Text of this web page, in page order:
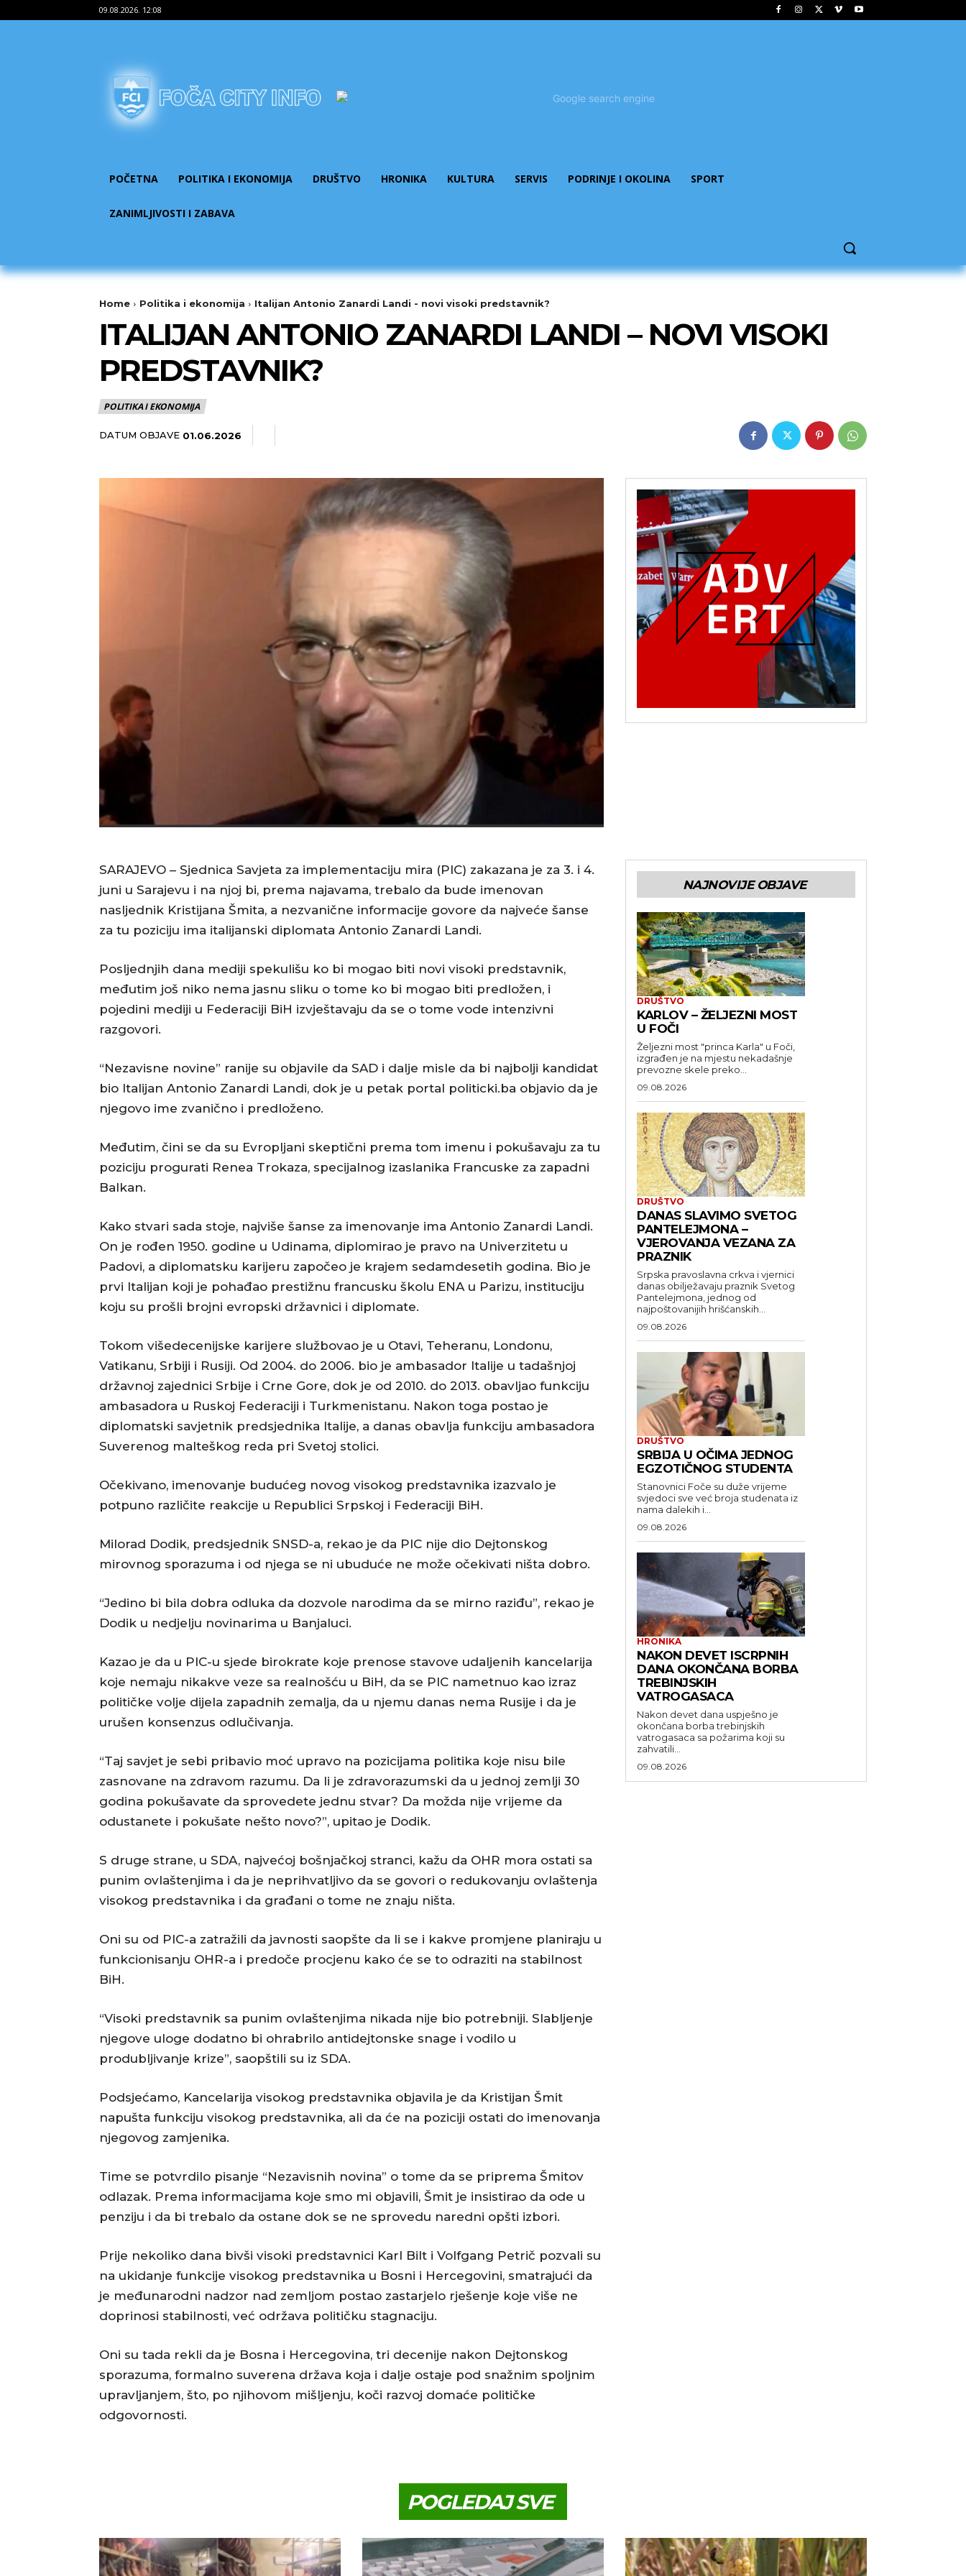
09.08.2026. 12:08
POČETNA POLITIKA I EKONOMIJA DRUŠTVO HRONIKA KULTURA SERVIS PODRINJE I OKOLINA SPORT
ZANIMLJIVOSTI I ZABAVA
Home Politika i ekonomija Italijan Antonio Zanardi Landi - novi visoki predstavnik?
ITALIJAN ANTONIO ZANARDI LANDI – NOVI VISOKI
PREDSTAVNIK?
POLITIKA I EKONOMIJA
DATUM OBJAVE 01.06.2026
SARAJEVO – Sjednica Savjeta za implementaciju mira (PIC) zakazana je za 3. i 4.
juni u Sarajevu i na njoj bi, prema najavama, trebalo da bude imenovan
nasljednik Kristijana Šmita, a nezvanične informacije govore da najveće šanse
za tu poziciju ima italijanski diplomata Antonio Zanardi Landi.
Posljednjih dana mediji spekulišu ko bi mogao biti novi visoki predstavnik,
međutim još niko nema jasnu sliku o tome ko bi mogao biti predložen, i
pojedini mediji u Federaciji BiH izvještavaju da se o tome vode intenzivni
razgovori.
“Nezavisne novine” ranije su objavile da SAD i dalje misle da bi najbolji kandidat
bio Italijan Antonio Zanardi Landi, dok je u petak portal politicki.ba objavio da je
njegovo ime zvanično i predloženo.
Međutim, čini se da su Evropljani skeptični prema tom imenu i pokušavaju za tu
poziciju progurati Renea Trokaza, specijalnog izaslanika Francuske za zapadni
Balkan.
Kako stvari sada stoje, najviše šanse za imenovanje ima Antonio Zanardi Landi.
On je rođen 1950. godine u Udinama, diplomirao je pravo na Univerzitetu u
Padovi, a diplomatsku karijeru započeo je krajem sedamdesetih godina. Bio je
prvi Italijan koji je pohađao prestižnu francusku školu ENA u Parizu, instituciju
koju su prošli brojni evropski državnici i diplomate.
Tokom višedecenijske karijere službovao je u Otavi, Teheranu, Londonu,
Vatikanu, Srbiji i Rusiji. Od 2004. do 2006. bio je ambasador Italije u tadašnjoj
državnoj zajednici Srbije i Crne Gore, dok je od 2010. do 2013. obavljao funkciju
ambasadora u Ruskoj Federaciji i Turkmenistanu. Nakon toga postao je
diplomatski savjetnik predsjednika Italije, a danas obavlja funkciju ambasadora
Suverenog malteškog reda pri Svetoj stolici.
Očekivano, imenovanje budućeg novog visokog predstavnika izazvalo je
potpuno različite reakcije u Republici Srpskoj i Federaciji BiH.
Milorad Dodik, predsjednik SNSD-a, rekao je da PIC nije dio Dejtonskog
mirovnog sporazuma i od njega se ni ubuduće ne može očekivati ništa dobro.
“Jedino bi bila dobra odluka da dozvole narodima da se mirno raziđu”, rekao je
Dodik u nedjelju novinarima u Banjaluci.
Kazao je da u PIC-u sjede birokrate koje prenose stavove udaljenih kancelarija
koje nemaju nikakve veze sa realnošću u BiH, da se PIC nametnuo kao izraz
političke volje dijela zapadnih zemalja, da u njemu danas nema Rusije i da je
urušen konsenzus odlučivanja.
“Taj savjet je sebi pribavio moć upravo na pozicijama politika koje nisu bile
zasnovane na zdravom razumu. Da li je zdravorazumski da u jednoj zemlji 30
godina pokušavate da sprovedete jednu stvar? Da možda nije vrijeme da
odustanete i pokušate nešto novo?”, upitao je Dodik.
S druge strane, u SDA, najvećoj bošnjačkoj stranci, kažu da OHR mora ostati sa
punim ovlaštenjima i da je neprihvatljivo da se govori o redukovanju ovlaštenja
visokog predstavnika i da građani o tome ne znaju ništa.
Oni su od PIC-a zatražili da javnosti saopšte da li se i kakve promjene planiraju u
funkcionisanju OHR-a i predoče procjenu kako će se to odraziti na stabilnost
BiH.
“Visoki predstavnik sa punim ovlaštenjima nikada nije bio potrebniji. Slabljenje
njegove uloge dodatno bi ohrabrilo antidejtonske snage i vodilo u
produbljivanje krize”, saopštili su iz SDA.
Podsjećamo, Kancelarija visokog predstavnika objavila je da Kristijan Šmit
napušta funkciju visokog predstavnika, ali da će na poziciji ostati do imenovanja
njegovog zamjenika.
Time se potvrdilo pisanje “Nezavisnih novina” o tome da se priprema Šmitov
odlazak. Prema informacijama koje smo mi objavili, Šmit je insistirao da ode u
penziju i da bi trebalo da ostane dok se ne sprovedu naredni opšti izbori.
Prije nekoliko dana bivši visoki predstavnici Karl Bilt i Volfgang Petrič pozvali su
na ukidanje funkcije visokog predstavnika u Bosni i Hercegovini, smatrajući da
je međunarodni nadzor nad zemljom postao zastarjelo rješenje koje više ne
doprinosi stabilnosti, već održava političku stagnaciju.
Oni su tada rekli da je Bosna i Hercegovina, tri decenije nakon Dejtonskog
sporazuma, formalno suverena država koja i dalje ostaje pod snažnim spoljnim
upravljanjem, što, po njihovom mišljenju, koči razvoj domaće političke
odgovornosti.
NAJNOVIJE OBJAVE
DRUŠTVO
KARLOV – ŽELJEZNI MOST
U FOČI
Željezni most "princa Karla" u Foči,
izgrađen je na mjestu nekadašnje
prevozne skele preko...
09.08.2026
DRUŠTVO
DANAS SLAVIMO SVETOG
PANTELEJMONA –
VJEROVANJA VEZANA ZA
PRAZNIK
Srpska pravoslavna crkva i vjernici
danas obilježavaju praznik Svetog
Pantelejmona, jednog od
najpoštovanijih hrišćanskih...
09.08.2026
DRUŠTVO
SRBIJA U OČIMA JEDNOG
EGZOTIČNOG STUDENTA
Stanovnici Foče su duže vrijeme
svjedoci sve već broja studenata iz
nama dalekih i...
09.08.2026
HRONIKA
NAKON DEVET ISCRPNIH
DANA OKONČANA BORBA
TREBINJSKIH
VATROGASACA
Nakon devet dana uspješno je
okončana borba trebinjskih
vatrogasaca sa požarima koji su
zahvatili...
09.08.2026
POGLEDAJ SVE